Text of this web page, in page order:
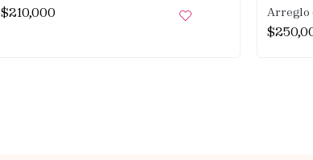
$210,000 Arreglo
$